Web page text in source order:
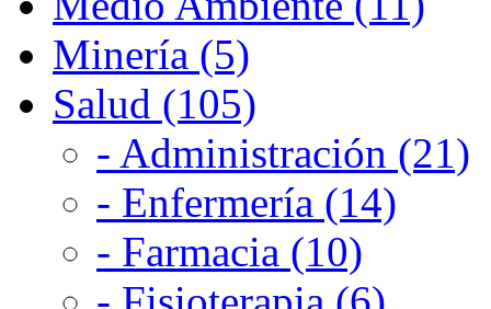
Minería (5)
Salud (105)
- Administración (21)
- Enfermería (14)
- Farmacia (10)